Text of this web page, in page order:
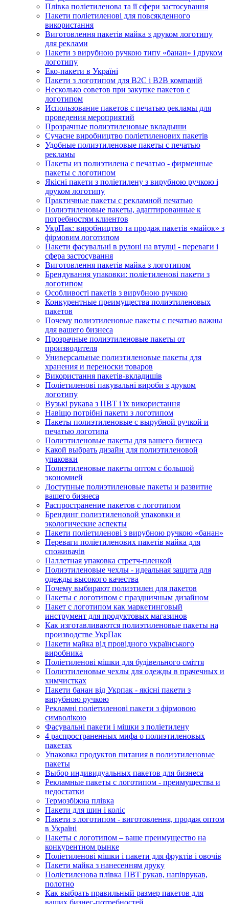
Плівка поліетиленова та її сфери застосування
Пакети поліетиленові для повсякденного
використання
Виготовлення пакетів майка з друком логотипу
для реклами
Пакети з вирубною ручкою типу «банан» і друком
логотипу
Еко-пакети в Україні
Пакети з логотипом для B2C і B2B компаній
Несколько советов при закупке пакетов с
логотипом
Использование пакетов с печатью рекламы для
проведения мероприятий
Прозрачные полиэтиленовые вкладыши
Сучасне виробництво поліетиленових пакетів
Удобные полиэтиленовые пакеты с печатью
рекламы
Пакеты из полиэтилена с печатью - фирменные
пакеты с логотипом
Якісні пакети з поліетилену з вирубною ручкою і
друком логотипу
Практичные пакеты с рекламной печатью
Полиэтиленовые пакеты, адаптированные к
потребностям клиентов
УкрПак: виробництво та продаж пакетів «майок» з
фірмовим логотипом
Пакети фасувальні в рулоні на втулці - переваги і
сфера застосування
Виготовлення пакетів майка з логотипом
Брендування упаковки: поліетиленові пакети з
логотипом
Особливості пакетів з вирубною ручкою
Конкурентные преимущества полиэтиленовых
пакетов
Почему полиэтиленовые пакеты с печатью важны
для вашего бизнеса
Прозрачные полиэтиленовые пакеты от
производителя
Универсальные полиэтиленовые пакеты для
хранения и переноски товаров
Використання пакетів-вкладишів
Поліетиленові пакувальні вироби з друком
логотипу
Вузькі рукава з ПВТ і їх використання
Навіщо потрібні пакети з логотипом
Пакеты полиэтиленовые с вырубной ручкой и
печатью логотипа
Полиэтиленовые пакеты для вашего бизнеса
Какой выбрать дизайн для полиэтиленовой
упаковки
Полиэтиленовые пакеты оптом с большой
экономией
Доступные полиэтиленовые пакеты и развитие
вашего бизнеса
Распространение пакетов с логотипом
Брендинг полиэтиленовой упаковки и
экологические аспекты
Пакети поліетиленові з вирубною ручкою «банан»
Переваги поліетиленових пакетів майка для
споживачів
Паллетная упаковка стретч-пленкой
Полиэтиленовые чехлы - идеальная защита для
одежды высокого качества
Почему выбирают полиэтилен для пакетов
Пакеты с логотипом с праздничным дизайном
Пакет с логотипом как маркетинговый
инструмент для продуктовых магазинов
Как изготавливаются полиэтиленовые пакеты на
производстве УкрПак
Пакети майка від провідного українського
виробника
Поліетиленові мішки для будівельного сміття
Полиэтиленовые чехлы для одежды в прачечных и
химчистках
Пакети банан від Укрпак - якісні пакети з
вирубною ручкою
Рекламні поліетиленові пакети з фірмовою
символікою
Фасувальні пакети і мішки з поліетилену
4 распространенных мифа о полиэтиленовых
пакетах
Упаковка продуктов питания в полиэтиленовые
пакеты
Выбор индивидуальных пакетов для бизнеса
Рекламные пакеты с логотипом - преимущества и
недостатки
Термозбіжна плівка
Пакети для шин і коліс
Пакети з логотипом - виготовлення, продаж оптом
в Україні
Пакеты с логотипом – ваше преимущество на
конкурентном рынке
Поліетиленові мішки і пакети для фруктів і овочів
Пакети майка з нанесенням друку
Поліетиленова плівка ПВТ рукав, напіврукав,
полотно
Как выбрать правильный размер пакетов для
ваших бизнес-потребностей